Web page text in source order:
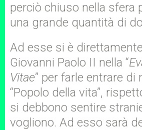
perciò chiuso nella sfera
una grande quantità di
Ad esse si è
Giovanni Paolo II nella “
Vitae” per farle entrare di
“Popolo della vita”,
si debbono sentire
vogliono. Ad esso sarà